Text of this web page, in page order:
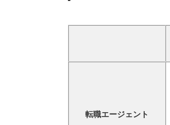
転職エージェント